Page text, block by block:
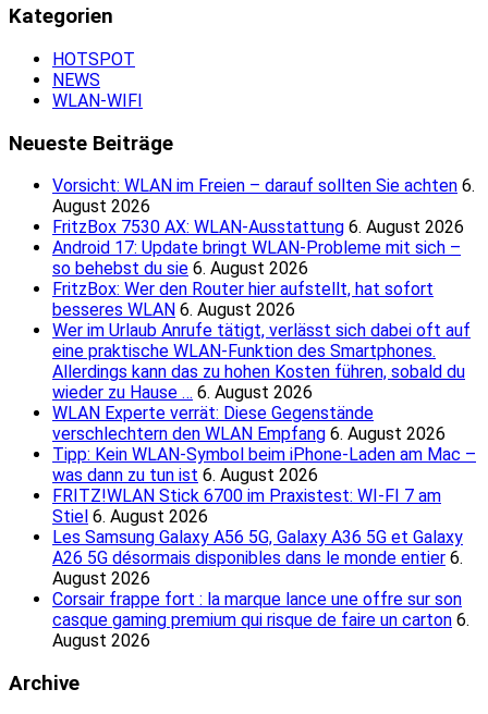
Kategorien
HOTSPOT
NEWS
WLAN-WIFI
Neueste Beiträge
Vorsicht: WLAN im Freien – darauf sollten Sie achten 6.
August 2026
FritzBox 7530 AX: WLAN-Ausstattung 6. August 2026
Android 17: Update bringt WLAN-Probleme mit sich –
so behebst du sie 6. August 2026
FritzBox: Wer den Router hier aufstellt, hat sofort
besseres WLAN 6. August 2026
Wer im Urlaub Anrufe tätigt, verlässt sich dabei oft auf
eine praktische WLAN-Funktion des Smartphones.
Allerdings kann das zu hohen Kosten führen, sobald du
wieder zu Hause … 6. August 2026
WLAN Experte verrät: Diese Gegenstände
verschlechtern den WLAN Empfang 6. August 2026
Tipp: Kein WLAN-Symbol beim iPhone-Laden am Mac –
was dann zu tun ist 6. August 2026
FRITZ!WLAN Stick 6700 im Praxistest: WI-FI 7 am
Stiel 6. August 2026
Les Samsung Galaxy A56 5G, Galaxy A36 5G et Galaxy
A26 5G désormais disponibles dans le monde entier 6.
August 2026
Corsair frappe fort : la marque lance une offre sur son
casque gaming premium qui risque de faire un carton 6.
August 2026
Archive